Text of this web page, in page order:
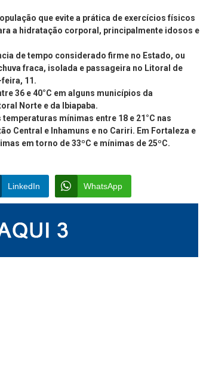
que evite a prática de exercícios físicos
a hidratação corporal, principalmente idosos e
de tempo considerado firme no Estado, ou
fraca, isolada e passageira no Litoral de
11.
36 e 40°C em alguns municípios da
Norte e da Ibiapaba.
mínimas entre 18 e 21°C nas
Central e Inhamuns e no Cariri. Em Fortaleza e
em torno de 33ºC e mínimas de 25ºC.
LinkedIn WhatsApp